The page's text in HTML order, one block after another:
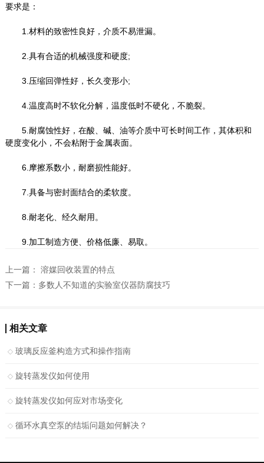
要求是：
1.材料的致密性良好，介质不易泄漏。
2.具有合适的机械强度和硬度;
3.压缩回弹性好，长久变形小;
4.温度高时不软化分解，温度低时不硬化，不脆裂。
5.耐腐蚀性好，在酸、碱、油等介质中可长时间工作，其体积和
硬度变化小，不会粘附于金属表面。
6.摩擦系数小，耐磨损性能好。
7.具备与密封面结合的柔软度。
8.耐老化、经久耐用。
9.加工制造方便、价格低廉、易取。
上一篇：
溶媒回收装置的特点
下一篇： 多数人不知道的实验室仪器防腐技巧
相关文章
玻璃反应釜构造方式和操作指南
旋转蒸发仪如何使用
旋转蒸发仪如何应对市场变化
循环水真空泵的结垢问题如何解决？